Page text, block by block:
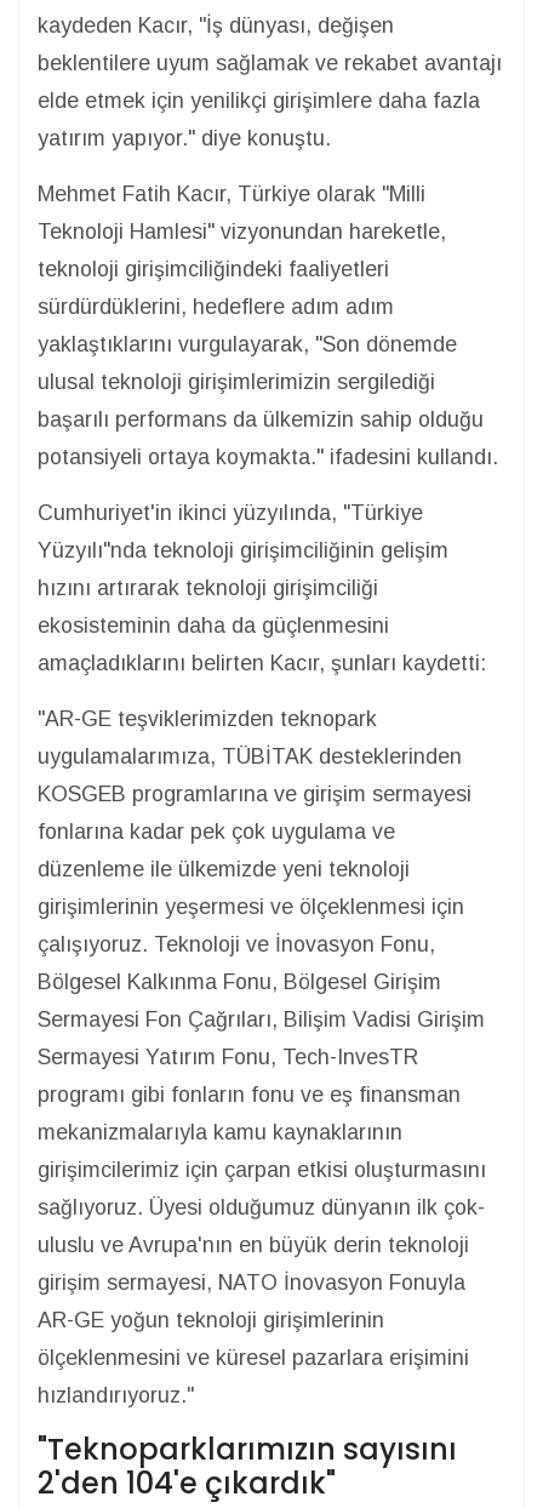
kaydeden Kacır, "İş dünyası, değişen
beklentilere uyum sağlamak ve rekabet avantajı
elde etmek için yenilikçi girişimlere daha fazla
yatırım yapıyor." diye konuştu.
Mehmet Fatih Kacır, Türkiye olarak "Milli
Teknoloji Hamlesi" vizyonundan hareketle,
teknoloji girişimciliğindeki faaliyetleri
sürdürdüklerini, hedeflere adım adım
yaklaştıklarını vurgulayarak, "Son dönemde
ulusal teknoloji girişimlerimizin sergilediği
başarılı performans da ülkemizin sahip olduğu
potansiyeli ortaya koymakta." ifadesini kullandı.
Cumhuriyet'in ikinci yüzyılında, "Türkiye
Yüzyılı"nda teknoloji girişimciliğinin gelişim
hızını artırarak teknoloji girişimciliği
ekosisteminin daha da güçlenmesini
amaçladıklarını belirten Kacır, şunları kaydetti:
"AR-GE teşviklerimizden teknopark
uygulamalarımıza, TÜBİTAK desteklerinden
KOSGEB programlarına ve girişim sermayesi
fonlarına kadar pek çok uygulama ve
düzenleme ile ülkemizde yeni teknoloji
girişimlerinin yeşermesi ve ölçeklenmesi için
çalışıyoruz. Teknoloji ve İnovasyon Fonu,
Bölgesel Kalkınma Fonu, Bölgesel Girişim
Sermayesi Fon Çağrıları, Bilişim Vadisi Girişim
Sermayesi Yatırım Fonu, Tech-InvesTR
programı gibi fonların fonu ve eş finansman
mekanizmalarıyla kamu kaynaklarının
girişimcilerimiz için çarpan etkisi oluşturmasını
sağlıyoruz. Üyesi olduğumuz dünyanın ilk çok-
uluslu ve Avrupa'nın en büyük derin teknoloji
girişim sermayesi, NATO İnovasyon Fonuyla
AR-GE yoğun teknoloji girişimlerinin
ölçeklenmesini ve küresel pazarlara erişimini
hızlandırıyoruz."
"Teknoparklarımızın sayısını
2'den 104'e çıkardık"